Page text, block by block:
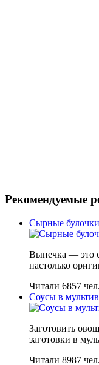
Рекомендуемые
Сырные булочки
Выпечка — это
настолько
Читали 6857 чел.
Соусы в
Заготовить
заготовки в
Читали 8987 чел.